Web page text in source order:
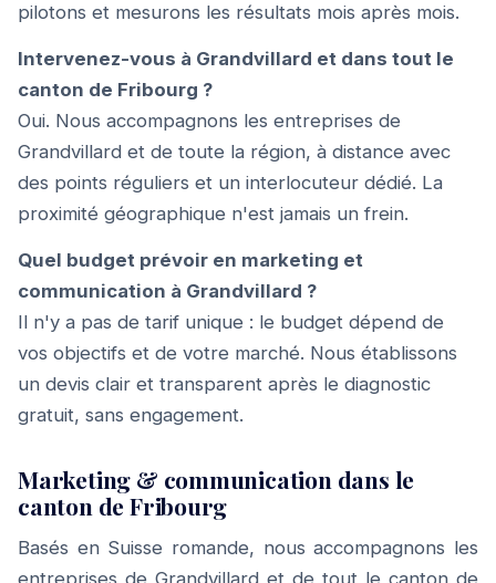
pilotons et mesurons les résultats mois après mois.
Intervenez-vous à Grandvillard et dans tout le
canton de Fribourg ?
Oui. Nous accompagnons les entreprises de
Grandvillard et de toute la région, à distance avec
des points réguliers et un interlocuteur dédié. La
proximité géographique n'est jamais un frein.
Quel budget prévoir en marketing et
communication à Grandvillard ?
Il n'y a pas de tarif unique : le budget dépend de
vos objectifs et de votre marché. Nous établissons
un devis clair et transparent après le diagnostic
gratuit, sans engagement.
Marketing & communication dans le
canton de Fribourg
Basés en Suisse romande, nous accompagnons les
entreprises de Grandvillard et de tout le canton de